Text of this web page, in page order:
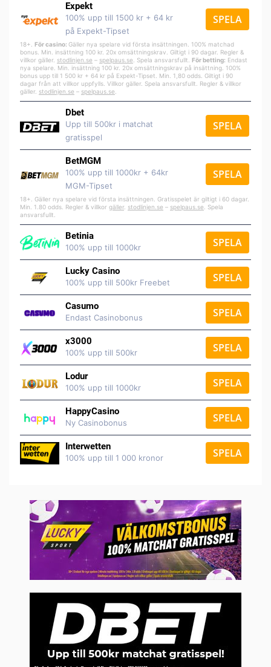
Expekt
100% upp till 1500 kr + 64 kr
på Expekt-Tipset
SPELA
18+. För casino: Gäller nya spelare vid första insättningen. 100% matchad
bonus. Min. insättning 100 kr. 20x omsättningskrav. Giltigt i 90 dagar. Regler &
villkor gäller. stodlinjen.se – spelpaus.se . Spela ansvarsfullt. För betting: Endast
nya spelare. Min. insättning 100 kr. 20x omsättningskrav på insättning. 100%
bonus upp till 1 500 kr + 64 kr på Expekt-Tipset. Min. 1,80 odds. Giltigt i 90
dagar från att villkor uppfylls. Villkor gäller. Spela ansvarsfullt. Regler & villkor
gäller. stodlinjen.se – spelpaus.se
Dbet
Upp till 500kr i matchat
gratisspel
SPELA
BetMGM
100% upp till 1000kr + 64kr
MGM-Tipset
SPELA
18+. Gäller nya spelare vid första insättningen. Gratisspelet är giltigt i 60 dagar.
Min. 1.80 odds. Regler & villkor gäller stodlinjen.se – spelpaus.se . Spela
ansvarsfullt.
Betinia
100% upp till 1000kr SPELA
Lucky Casino
100% upp till 500kr Freebet SPELA
Casumo
Endast Casinobonus SPELA
x3000
100% upp till 500kr SPELA
Lodur
100% upp till 1000kr SPELA
HappyCasino
Ny Casinobonus SPELA
Interwetten
100% upp till 1 000 kronor SPELA